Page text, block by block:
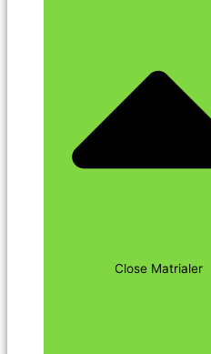
Close Matrialer